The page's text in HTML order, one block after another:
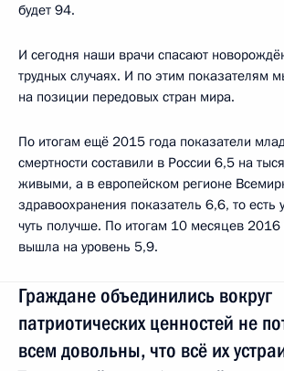
будет 94.
И сегодня наши врачи спасают
трудных случаях. И по этим показателям
на позиции передовых стран мира.
По итогам ещё 2015 года показатели
смертности составили в России 6,5 на
живыми, а в европейском регионе
здравоохранения показатель 6,6, то есть
чуть получше. По итогам 10 месяцев 2016
вышла на уровень 5,9.
Граждане объединились вокруг
патриотических ценностей не
всем довольны, что всё их